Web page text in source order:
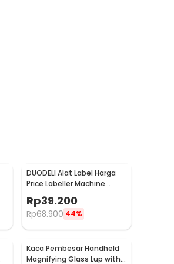
DUODELI Alat Label Harga
Price Labeller Machine
Coding - MX-5500
Rp39.200
Rp68.900 44%
Kaca Pembesar Handheld
Magnifying Glass Lup with 2